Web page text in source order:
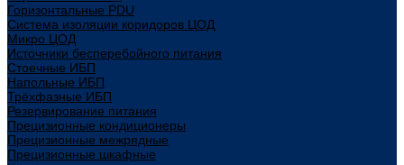
Горизонтальные PDU
Система изоляции коридоров ЦОД
Микро ЦОД
Источники бесперебойного питания
Стоечные ИБП
Напольные ИБП
Трёхфазные ИБП
Резервирование питания
Прецизионные кондиционеры
Прецизионные межрядные
Прецизионные шкафные